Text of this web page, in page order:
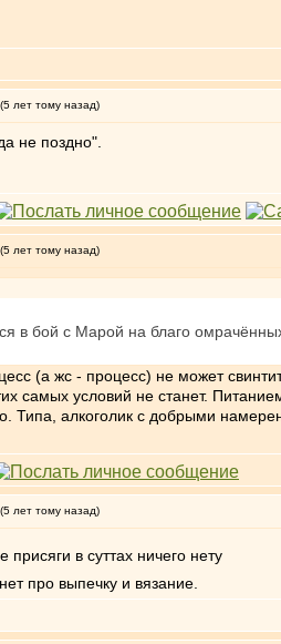
лет тому назад)
не поздно".
лет тому назад)
в бой с Марой на благо
(а жс - процесс) не может
самых условий не станет.
Типа, алкоголик с добрыми
лет тому назад)
в суттах ничего нету
про выпечку и вязание.